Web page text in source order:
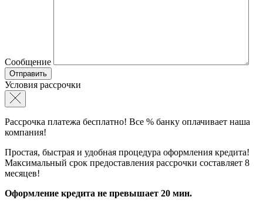
Сообщение
Условия рассрочки
Рассрочка платежа бесплатно! Все % банку оплачивает наша
компания!
Простая, быстрая и удобная процедура оформления кредита!
Максимальный срок предоставления рассрочки составляет 8
месяцев!
Оформление кредита не превышает 20 мин.